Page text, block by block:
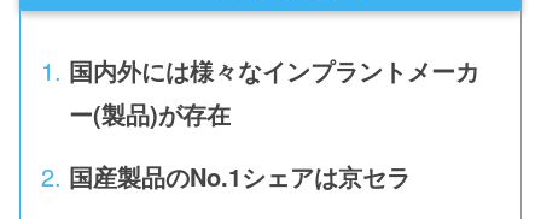
国内外には様々なインプラントメーカ
ー(製品)が存在
国産製品のNo.1シェアは京セラ